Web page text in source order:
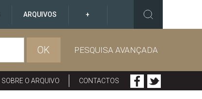
ARQUIVOS +
OK PESQUISA AVANÇADA
SOBRE O ARQUIVO CONTACTOS